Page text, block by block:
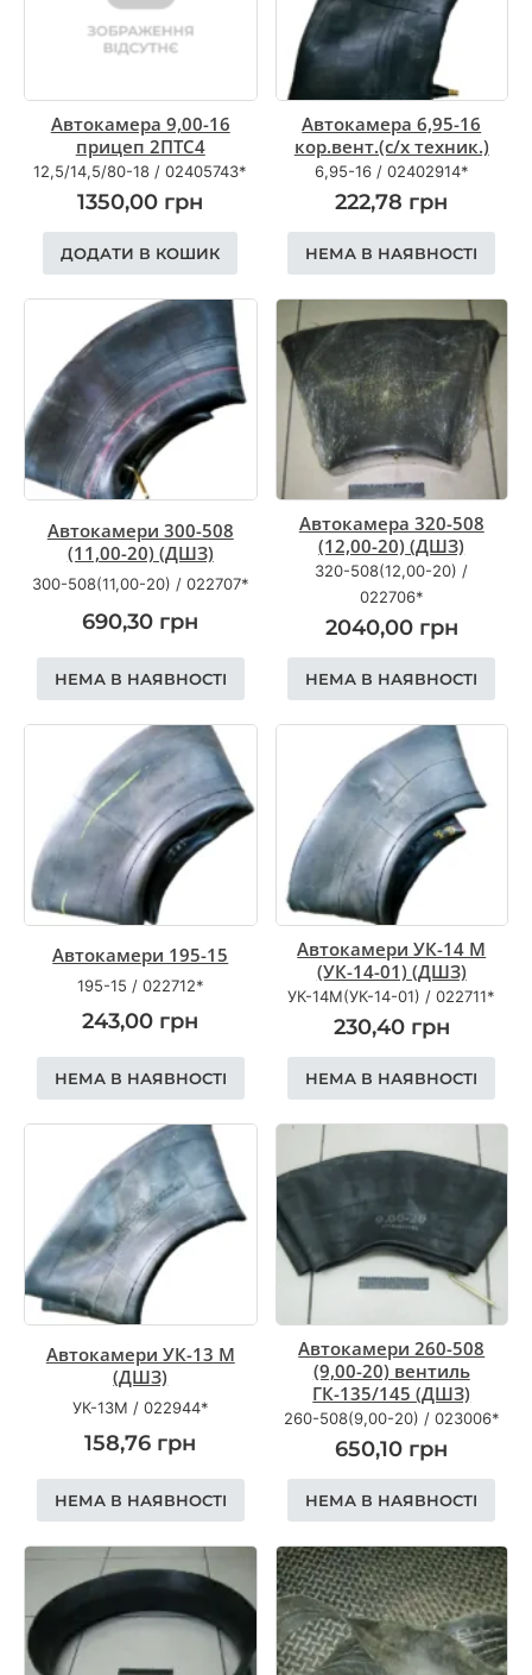
Автокамера 9,00-16
прицеп 2ПТС4
12,5/14,5/80-18 /02405743*
1350,00 грн
ДОДАТИ В КОШИК
Автокамера 6,95-16
кор.вент.(с/х техник.)
6,95-16/ 02402914*
222,78 грн
НЕМА В НАЯВНОСТІ
Автокамери 300-508
(11,00-20) (ДШЗ)
300-508(11,00-20) / 022707*
690,30 грн
НЕМА В НАЯВНОСТІ
Автокамера 320-508
(12,00-20) (ДШЗ)
320-508(12,00-20) /
022706*
2040,00 грн
НЕМА В НАЯВНОСТІ
Автокамери 195-15
195-15 / 022712*
243,00 грн
НЕМА В НАЯВНОСТІ
Автокамери УК-14 М
(УК-14-01) (ДШЗ)
УК-14М(УК-14-01) /022711*
230,40 грн
НЕМА В НАЯВНОСТІ
Автокамери УК-13 М
(ДШЗ)
УК-13М / 022944*
158,76 грн
НЕМА В НАЯВНОСТІ
Автокамери 260-508
(9,00-20) вентиль
ГК-135/145 (ДШЗ)
260-508(9,00-20) / 023006*
650,10 грн
НЕМА В НАЯВНОСТІ